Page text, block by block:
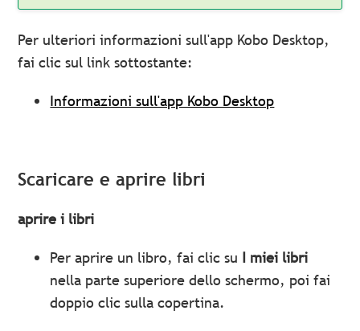
Per ulteriori informazioni sull'app Kobo Desktop,
fai clic sul link sottostante:
Informazioni sull'app Kobo Desktop
Scaricare e aprire libri
aprire i libri
Per aprire un libro, fai clic su I miei libri
nella parte superiore dello schermo, poi fai
doppio clic sulla copertina.